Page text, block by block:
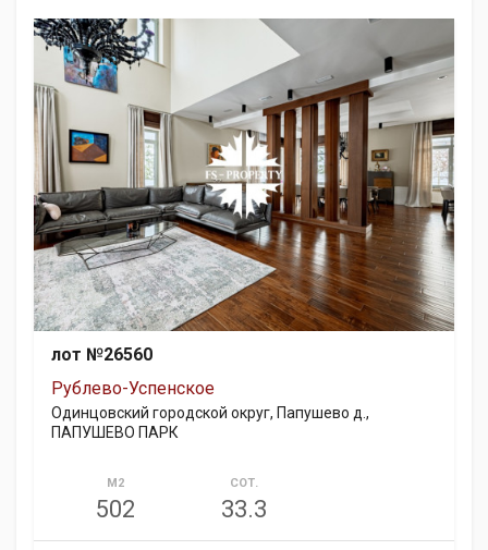
лот №26560
Рублево-Успенское
Одинцовский городской округ, Папушево д.,
ПАПУШЕВО ПАРК
М2
502
СОТ.
33.3